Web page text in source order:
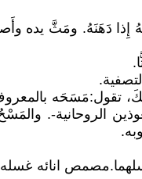
دَهَنَهُ. ومَثَّ يده
تقول:مَسَحَه
الروحانية-.
انائه